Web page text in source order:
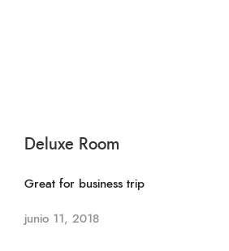
Deluxe Room
Great for business trip
junio 11, 2018